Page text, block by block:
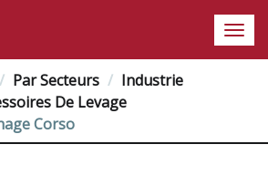
Par Secteurs
Industrie
De Levage
Corso